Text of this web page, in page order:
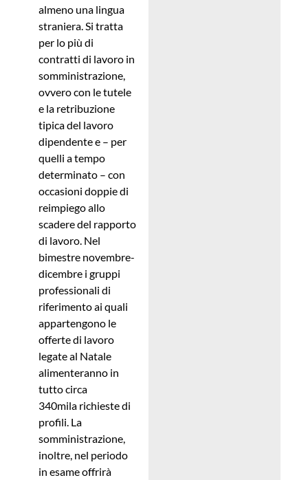
almeno una lingua
straniera. Si tratta
per lo più di
contratti di lavoro in
somministrazione,
ovvero con le tutele
e la retribuzione
tipica del lavoro
dipendente e – per
quelli a tempo
determinato – con
occasioni doppie di
reimpiego allo
scadere del rapporto
di lavoro. Nel
bimestre novembre-
dicembre i gruppi
professionali di
riferimento ai quali
appartengono le
offerte di lavoro
legate al Natale
alimenteranno in
tutto circa
340mila richieste di
profili. La
somministrazione,
inoltre, nel periodo
in esame offrirà